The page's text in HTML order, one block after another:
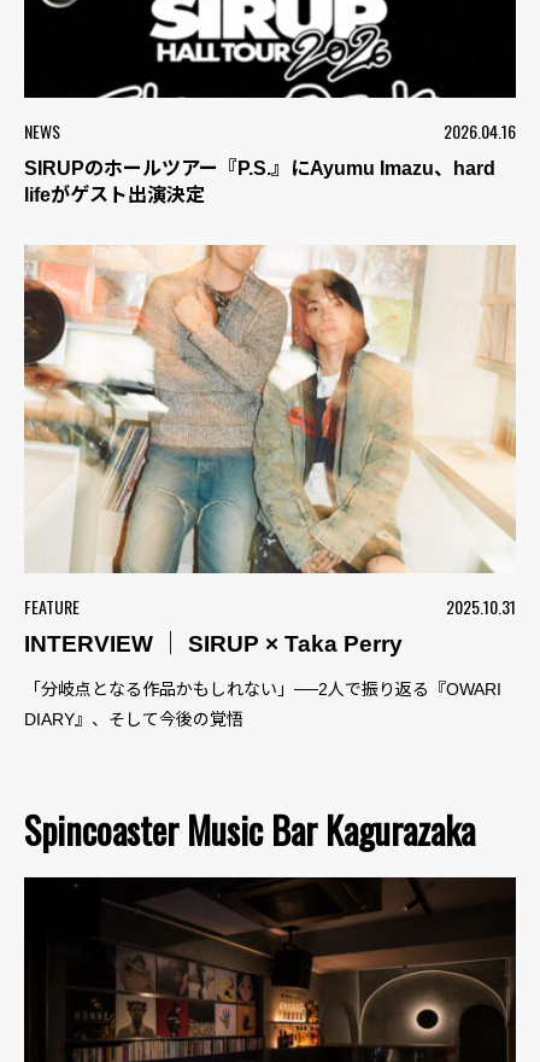
NEWS 2026.04.16
SIRUPのホールツアー『P.S.』にAyumu Imazu、hard
lifeがゲスト出演決定
FEATURE
2025.10.31
INTERVIEW ｜ SIRUP × Taka Perry
「分岐点となる作品かもしれない」──2人で振り返る『OWARI
DIARY』、そして今後の覚悟
Spincoaster Music Bar Kagurazaka